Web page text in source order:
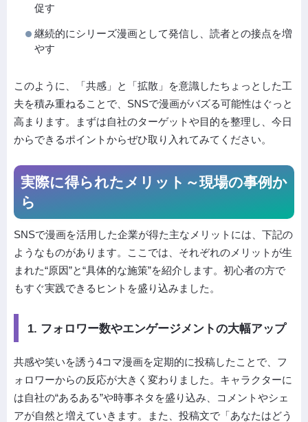
促す
継続的にシリーズ漫画として発信し、読者との接点を増
やす
このように、「共感」と「拡散」を意識したちょっとした工
夫を積み重ねることで、SNSで漫画がバズる可能性はぐっと
高まります。まずは自社のターゲットや目的を整理し、今日
からできるポイントからぜひ取り入れてみてください。
実際に得られたメリット～現場の事例か
ら
SNSで漫画を活用した企業が得た主なメリットには、下記の
ようなものがあります。ここでは、それぞれのメリットが生
まれた“原因”と“具体的な施策”を紹介します。初心者の方で
もすぐ実践できるヒントを盛り込みました。
1. フォロワー数やエンゲージメントの大幅アップ
共感や笑いを誘う4コマ漫画を定期的に投稿したことで、フ
ォロワーからの反応が大きく変わりました。キャラクターに
は自社の“あるある”や時事ネタを盛り込み、コメントやシェ
アが自然と増えていきます。また、投稿文で「あなたはどう